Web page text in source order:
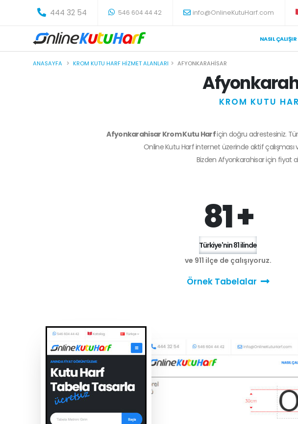
444 32 54 546 604 44 42 info@OnlineKutuHarf.com
NASIL ÇALIŞIR
ANASAYFA KROM KUTU HARF HIZMET ALANLARI AFYONKARAHISAR
KROM KUTU
Afyonkarahisar Krom Kutu Harfiçin doğru adrestesiniz.
Online Kutu Harf internet üzerinde aktif
Bizden Afyonkarahisariçin fiyat
81 +
Türkiye'nin 81 ilinde
ve 911 ilçe de çalışıyoruz.
Örnek Tabelalar